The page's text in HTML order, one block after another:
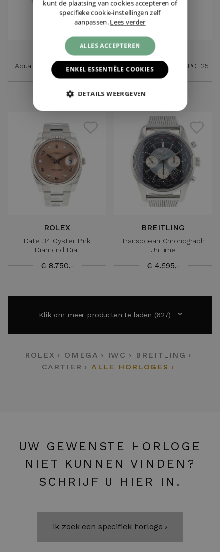
OMEGA
Aqua Terra Shades 38MM
€ 5.150,-
ROLEX
Air-King Blue Rolex CPO '25
€ 4.995,-
ROLEX
Date 34 Oyster Pink
Diamond Dial
€ 8.750,-
BREITLING
Transocean Chronograph
Unitime
€ 4.595,-
Klik om meer producten te laden (627) ›
ROLEX OMEGA IWC
BREITLING
CARTIER
ALLE HORLOGES
UW GEWENSTE HORLOGE
NIET KUNNEN VINDEN?
SCHRIJF U HIER IN.
Ik zoek een specifiek horloge ›
kunt de plaatsing van cookies accepteren of
specifieke cookie-instellingen zelf
aanpassen. Lees verder
ALLES ACCEPTEREN
ENKEL ESSENTIËLE COOKIES
DETAILS WEERGEVEN